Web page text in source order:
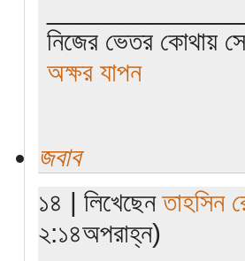
নিজের ভেতর কোথায়
অক্ষর যাপন
জবাব
১৪ | লিখেছেনতাহসিন
২:১৪অপরাহ্ন)